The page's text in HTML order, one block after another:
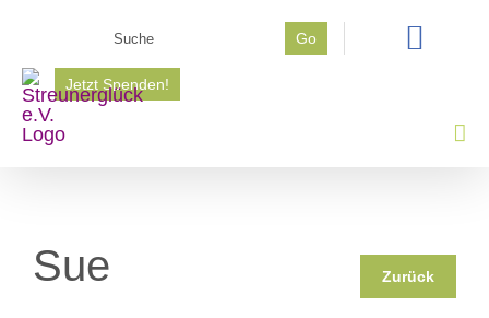
springen
Go
Jetzt Spenden!
Sue Zurück